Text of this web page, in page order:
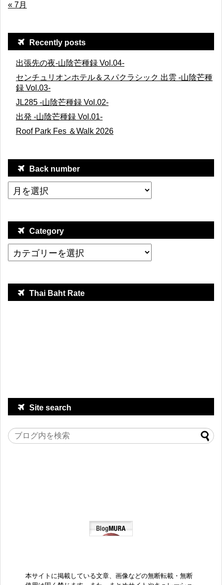
« 7月
Recently posts
出張先の夜-山陰芒種録 Vol.04-
センチュリオンホテル＆スパクラシック 出雲 -山陰芒種
録 Vol.03-
JL285 -山陰芒種録 Vol.02-
出発 -山陰芒種録 Vol.01-
Roof Park Fes ＆Walk 2026
Back number
Category
Thai Baht Rate
Site search
本サイトに掲載している文章、画像などの無断転載・無断